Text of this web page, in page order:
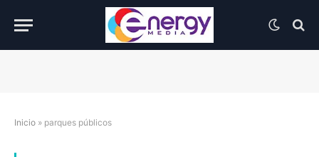
Inicio » parques públicos